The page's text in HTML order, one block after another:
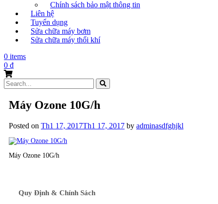
Chính sách bảo mật thông tin
Liên hệ
Tuyển dụng
Sửa chữa máy bơm
Sửa chữa máy thổi khí
0 items
0 ₫
Search
for:
Máy Ozone 10G/h
Posted on Th1 17, 2017Th1 17, 2017 by adminasdfghjkl
Máy Ozone 10G/h
Quy Định & Chính Sách